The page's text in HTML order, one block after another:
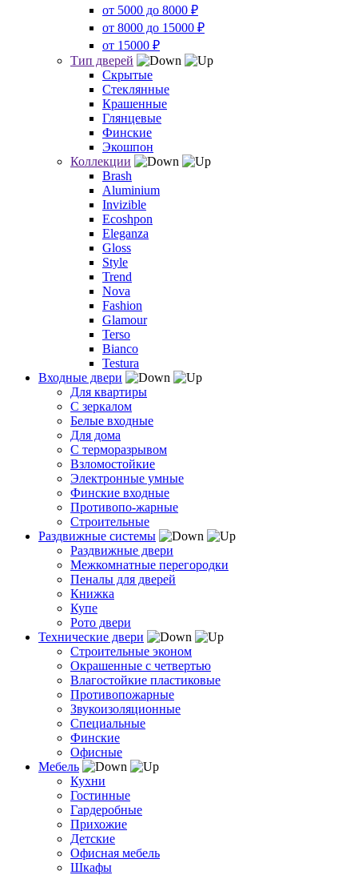
от 5000 до 8000 ₽
от 8000 до 15000 ₽
от 15000 ₽
Тип дверей
Скрытые
Стеклянные
Крашенные
Глянцевые
Финские
Экошпон
Коллекции
Brash
Aluminium
Invizible
Ecoshpon
Eleganza
Gloss
Style
Trend
Nova
Fashion
Glamour
Terso
Bianco
Testura
Входные двери
Для квартиры
С зеркалом
Белые входные
Для дома
С терморазрывом
Взломостойкие
Электронные умные
Финские входные
Противопо-жарные
Строительные
Раздвижные системы
Раздвижные двери
Межкомнатные перегородки
Пеналы для дверей
Книжка
Купе
Рото двери
Технические двери
Строительные эконом
Окрашенные с четвертью
Влагостойкие пластиковые
Противопожарные
Звукоизоляционные
Специальные
Финские
Офисные
Мебель
Кухни
Гостинные
Гардеробные
Прихожие
Детские
Офисная мебель
Шкафы